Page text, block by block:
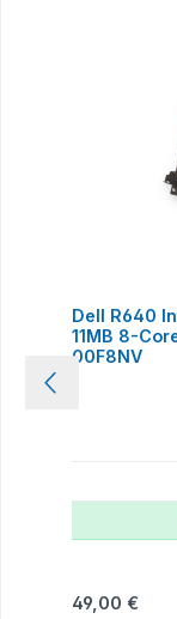
Dell R640
11MB 8-
00F8NV
Regulärer
49,00 €